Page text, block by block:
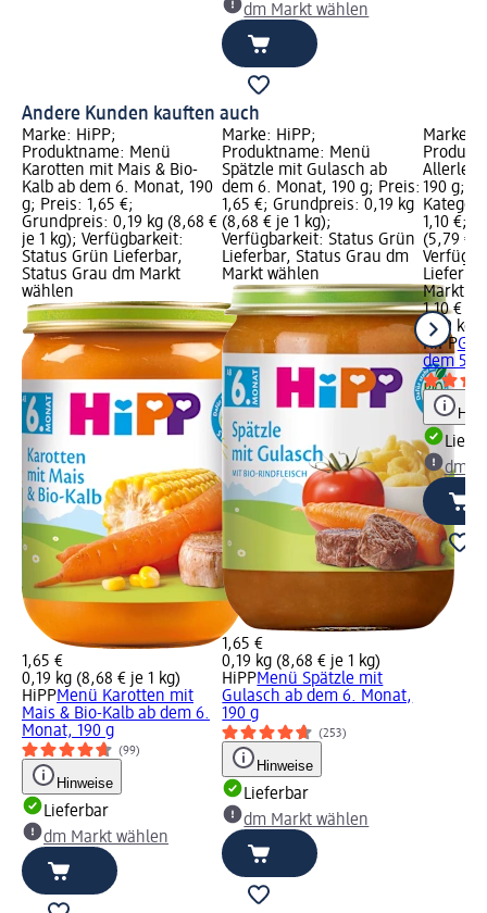
dm Markt wählen
Andere Kunden kauften auch
Marke: HiPP;
Produktname: Menü
Karotten mit Mais & Bio-
Kalb ab dem 6. Monat, 190
g; Preis: 1,65 €;
Grundpreis: 0,19 kg (8,68 €
je 1 kg); Verfügbarkeit:
Status Grün Lieferbar,
Status Grau dm Markt
wählen
1,65 €
0,19 kg (8,68 € je 1 kg)
HiPPMenü Karotten mit
Mais & Bio-Kalb ab dem 6.
Monat, 190 g
(99)
Hinweise
Lieferbar
dm Markt wählen
Marke: HiPP;
Produktname: Menü
Spätzle mit Gulasch ab
dem 6. Monat, 190 g; Preis:
1,65 €; Grundpreis: 0,19 kg
(8,68 € je 1 kg);
Verfügbarkeit: Status Grün
Lieferbar, Status Grau dm
Markt wählen
1,65 €
0,19 kg (8,68 € je 1 kg)
HiPPMenü Spätzle mit
Gulasch ab dem 6. Monat,
190 g
(253)
Hinweise
Lieferbar
dm Markt wählen
Marke:
Allerlei
190 g;
1,10 €;
(5,79 €
Markt
1,10 €
0,19 kg
HiPP
dem 5.
dm